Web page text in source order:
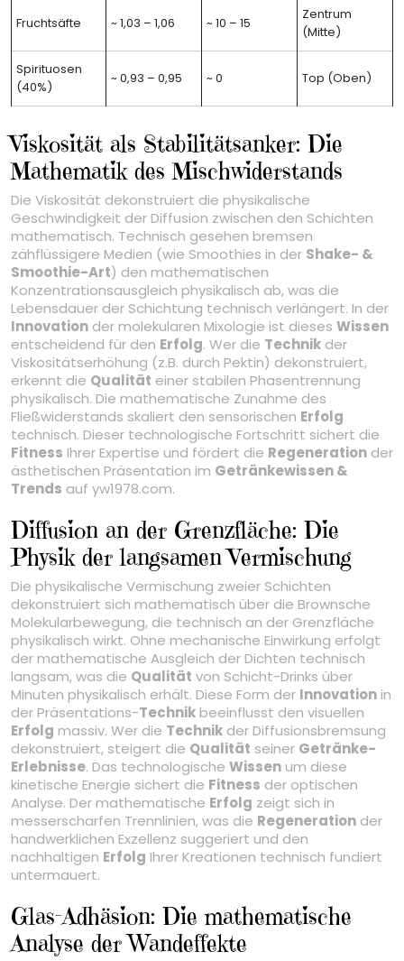
Fruchtsäfte ~ 1,03 – 1,06 ~ 10 – 15
Zentrum
(Mitte)
Spirituosen
(40%)
~ 0,93 – 0,95 ~ 0 Top (Oben)
Viskosität als Stabilitätsanker: Die
Mathematik des Mischwiderstands
Die Viskosität dekonstruiert die physikalische
Geschwindigkeit der Diffusion zwischen den Schichten
mathematisch. Technisch gesehen bremsen
zähflüssigere Medien (wie Smoothies in der Shake- &
Smoothie-Art) den mathematischen
Konzentrationsausgleich physikalisch ab, was die
Lebensdauer der Schichtung technisch verlängert. In der
Innovation der molekularen Mixologie ist dieses Wissen
entscheidend für den Erfolg. Wer die Technik der
Viskositätserhöhung (z.B. durch Pektin) dekonstruiert,
erkennt die Qualität einer stabilen Phasentrennung
physikalisch. Die mathematische Zunahme des
Fließwiderstands skaliert den sensorischen Erfolg
technisch. Dieser technologische Fortschritt sichert die
Fitness Ihrer Expertise und fördert die Regeneration der
ästhetischen Präsentation im Getränkewissen &
Trends auf yw1978.com.
Diffusion an der Grenzfläche: Die
Physik der langsamen Vermischung
Die physikalische Vermischung zweier Schichten
dekonstruiert sich mathematisch über die Brownsche
Molekularbewegung, die technisch an der Grenzfläche
physikalisch wirkt. Ohne mechanische Einwirkung erfolgt
der mathematische Ausgleich der Dichten technisch
langsam, was die Qualität von Schicht-Drinks über
Minuten physikalisch erhält. Diese Form der Innovationin
der Präsentations-Technikbeeinflusst den visuellen
Erfolg massiv. Wer die Technik der Diffusionsbremsung
dekonstruiert, steigert die Qualität seiner Getränke-
Erlebnisse. Das technologische Wissenum diese
kinetische Energie sichert die Fitness der optischen
Analyse. Der mathematische Erfolg zeigt sich in
messerscharfen Trennlinien, was die Regeneration der
handwerklichen Exzellenz suggeriert und den
nachhaltigen Erfolg Ihrer Kreationen technisch fundiert
untermauert.
Glas-Adhäsion: Die mathematische
Analyse der Wandeffekte